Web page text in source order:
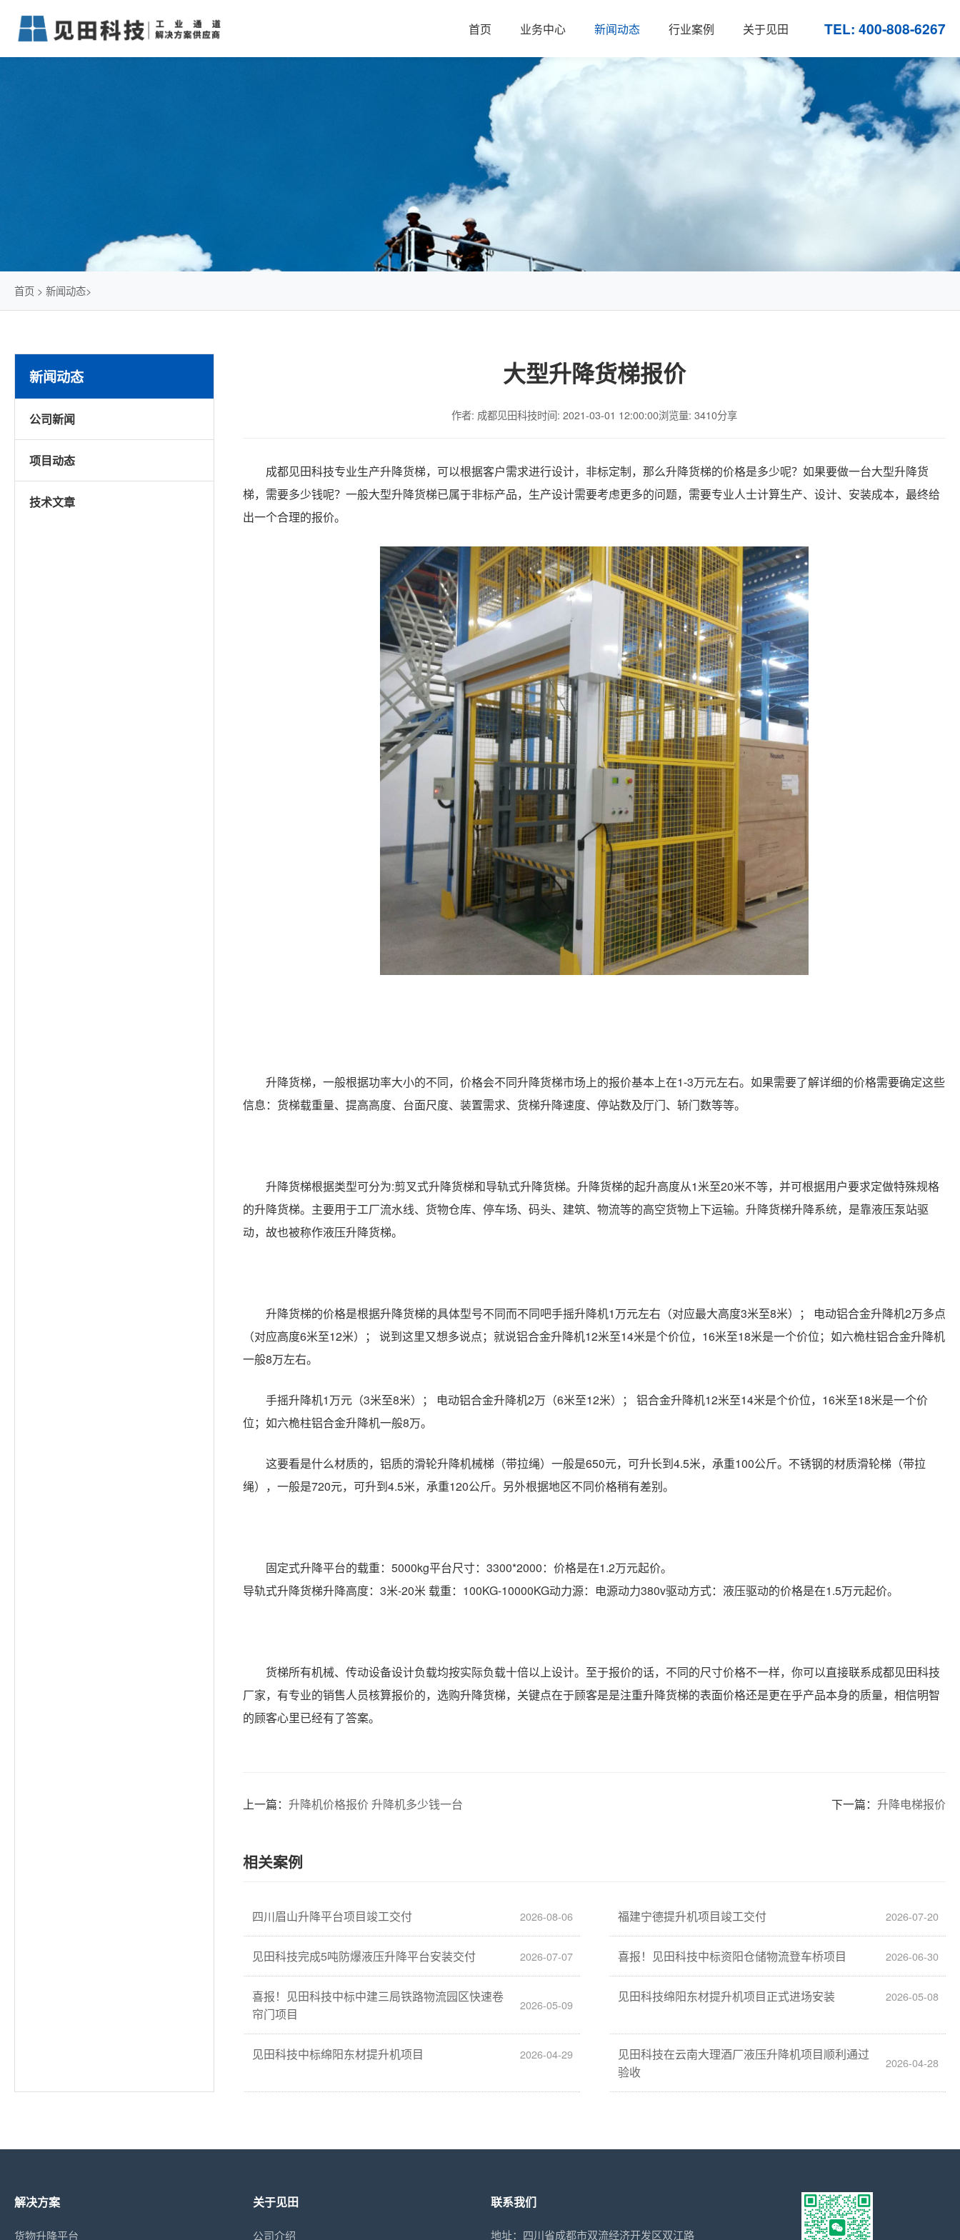
首页 业务中心 新闻动态 行业案例 关于见田 TEL: 400-808-6267
首页 > 新闻动态>
新闻动态
公司新闻
项目动态
技术文章
大型升降货梯报价
作者: 成都见田科技时间: 2021-03-01 12:00:00浏览量: 3410分享
成都见田科技专业生产升降货梯，可以根据客户需求进行设计，非标定制，那么升降货梯的价格是多少呢？如果要做一台大型升降货
梯，需要多少钱呢？一般大型升降货梯已属于非标产品，生产设计需要考虑更多的问题，需要专业人士计算生产、设计、安装成本，最终给
出一个合理的报价。
升降货梯，一般根据功率大小的不同，价格会不同升降货梯市场上的报价基本上在1-3万元左右。如果需要了解详细的价格需要确定这些
信息：货梯载重量、提高高度、台面尺度、装置需求、货梯升降速度、停站数及厅门、轿门数等等。
升降货梯根据类型可分为:剪叉式升降货梯和导轨式升降货梯。升降货梯的起升高度从1米至20米不等，并可根据用户要求定做特殊规格
的升降货梯。主要用于工厂流水线、货物仓库、停车场、码头、建筑、物流等的高空货物上下运输。升降货梯升降系统，是靠液压泵站驱
动，故也被称作液压升降货梯。
升降货梯的价格是根据升降货梯的具体型号不同而不同吧手摇升降机1万元左右（对应最大高度3米至8米）； 电动铝合金升降机2万多点
（对应高度6米至12米）； 说到这里又想多说点；就说铝合金升降机12米至14米是个价位，16米至18米是一个价位；如六桅柱铝合金升降机
一般8万左右。
手摇升降机1万元（3米至8米）； 电动铝合金升降机2万（6米至12米）； 铝合金升降机12米至14米是个价位，16米至18米是一个价
位；如六桅柱铝合金升降机一般8万。
这要看是什么材质的，铝质的滑轮升降机械梯（带拉绳）一般是650元，可升长到4.5米，承重100公斤。不锈钢的材质滑轮梯（带拉
绳），一般是720元，可升到4.5米，承重120公斤。另外根据地区不同价格稍有差别。
固定式升降平台的载重：5000kg平台尺寸：3300*2000：价格是在1.2万元起价。
导轨式升降货梯升降高度：3米-20米 载重：100KG-10000KG动力源：电源动力380v驱动方式：液压驱动的价格是在1.5万元起价。
货梯所有机械、传动设备设计负载均按实际负载十倍以上设计。至于报价的话，不同的尺寸价格不一样，你可以直接联系成都见田科技
厂家，有专业的销售人员核算报价的，选购升降货梯，关键点在于顾客是是注重升降货梯的表面价格还是更在乎产品本身的质量，相信明智
的顾客心里已经有了答案。
上一篇： 升降机价格报价 升降机多少钱一台 下一篇： 升降电梯报价
相关案例
四川眉山升降平台项目竣工交付 2026-08-06 福建宁德提升机项目竣工交付 2026-07-20
见田科技完成5吨防爆液压升降平台安装交付 2026-07-07 喜报！见田科技中标资阳仓储物流登车桥项目 2026-06-30
喜报！见田科技中标中建三局铁路物流园区快速卷
帘门项目
2026-05-09
见田科技绵阳东材提升机项目正式进场安装 2026-05-08
见田科技中标绵阳东材提升机项目 2026-04-29
见田科技在云南大理酒厂液压升降机项目顺利通过
验收
2026-04-28
解决方案
货物升降平台
关于见田
公司介绍
联系我们
地址：四川省成都市双流经济开发区双江路